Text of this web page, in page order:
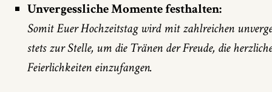
Unvergessliche Momente festhalten:
Somit Euer Hochzeitstag wird mit zahlreichen
stets zur Stelle, um die Tränen der Freude, die
Feierlichkeiten einzufangen.